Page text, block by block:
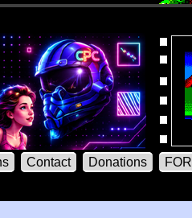
Contact Donations